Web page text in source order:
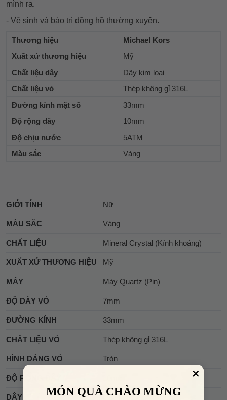
mình ra.
- Vệ sinh và bảo trì đồng hồ thường xuyên.
Thương hiệu
Michael Kors
Xuất xứ thương hiệu
Mỹ
Chất liệu dây
Dây kim loại
Chất liệu vỏ
Thép không gỉ 316L
Đường kính mặt số
33mm
Độ rộng dây
10mm
Độ chịu nước
5ATM
Màu sắc
Vàng
GIỚI TÍNH Nữ
MÀU SẮC Vàng
CHẤT LIỆU Mineral Crystal (Kính khoáng)
XUẤT XỨ THƯƠNG HIỆU Mỹ
MÁY Máy Quartz (Pin)
ĐỘ DÀY VỎ 7mm
ĐƯỜNG KÍNH 33mm
CHẤT LIỆU VỎ Thép không gỉ 316L
HÌNH DÁNG VỎ Tròn
ĐỘ RỘNG DÂY
DÂY Dây kim loại
MÓN QUÀ CHÀO MỪNG